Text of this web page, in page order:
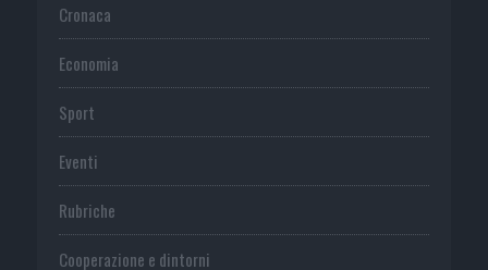
Cronaca
Economia
Sport
Eventi
Rubriche
Cooperazione e dintorni